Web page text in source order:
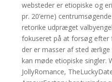
websteder er etiopiske og
pr. 20’erne)
retorike udpræget
fokuseret på at forsøg efter
der er masser af sted
kan møde etiopiske singler.
JollyRomance,